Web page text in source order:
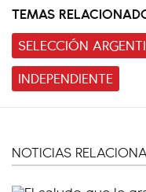
TEMAS
SELECCIÓN
INDEPENDIENTE
NOTICIAS